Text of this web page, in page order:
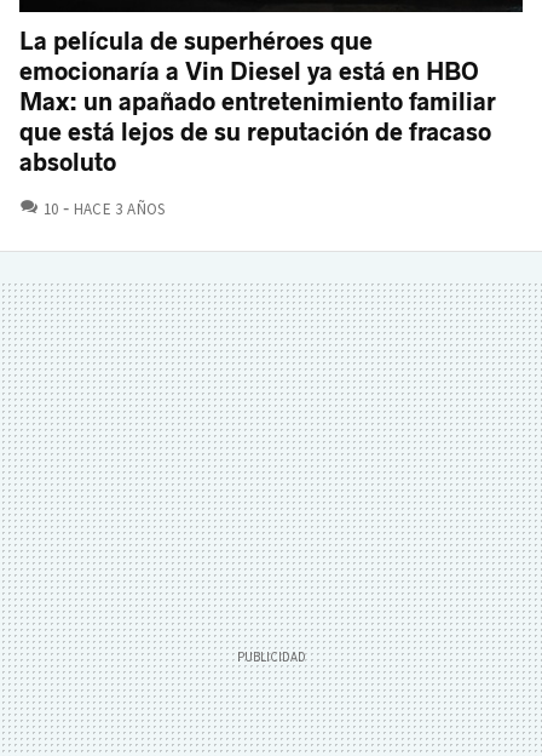
La película de superhéroes que
emocionaría a Vin Diesel ya está en HBO
Max: un apañado entretenimiento familiar
que está lejos de su reputación de fracaso
absoluto
10 COMENTARIOS
HACE 3 AÑOS